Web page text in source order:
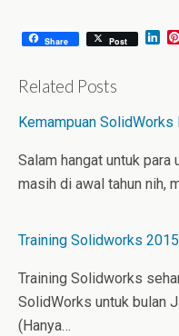
Share Post
L
I
Related Posts
Kemampuan
Salam hangat untuk
masih di awal tahun nih,
Training Solidworks 2015
Training Solidworks
SolidWorks untuk bulan
(Hanya…